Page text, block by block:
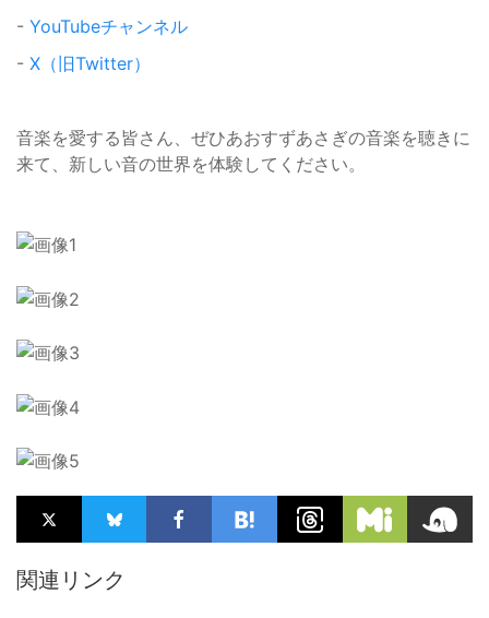
- YouTubeチャンネル
- X（旧Twitter）
音楽を愛する皆さん、ぜひあおすずあさぎの音楽を聴きに
来て、新しい音の世界を体験してください。
関連リンク